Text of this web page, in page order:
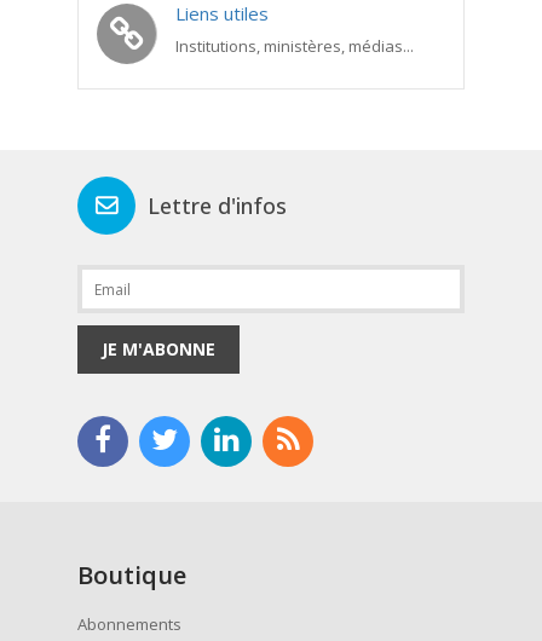
Liens utiles
Institutions, ministères, médias...
Lettre d'infos
JE M'ABONNE
Boutique
Abonnements